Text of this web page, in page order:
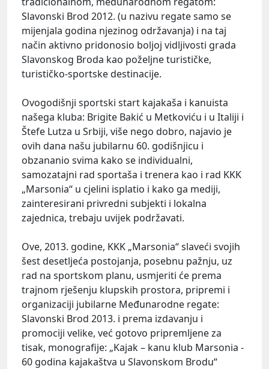
Slavonski Brod 2012. (u nazivu regate samo se
mijenjala godina njezinog održavanja) i na taj
način aktivno pridonosio boljoj vidljivosti grada
Slavonskog Broda kao poželjne turističke,
turističko-sportske destinacije.
Ovogodišnji sportski start kajakaša i kanuista
našega kluba: Brigite Bakić u Metkoviću i u Italiji i
Štefe Lutza u Srbiji, više nego dobro, najavio je
ovih dana našu jubilarnu 60. godišnjicu i
obzananio svima kako se individualni,
samozatajni rad sportaša i trenera kao i rad KKK
„Marsonia“ u cjelini isplatio i kako ga mediji,
zainteresirani privredni subjekti i lokalna
zajednica, trebaju uvijek podržavati.
Ove, 2013. godine, KKK „Marsonia“ slaveći svojih
šest desetljeća postojanja, posebnu pažnju, uz
rad na sportskom planu, usmjeriti će prema
trajnom rješenju klupskih prostora, pripremi i
organizaciji jubilarne Međunarodne regate:
Slavonski Brod 2013. i prema izdavanju i
promociji velike, već gotovo pripremljene za
tisak, monografije: „Kajak – kanu klub Marsonia -
60 godina kajakaštva u Slavonskom Brodu“